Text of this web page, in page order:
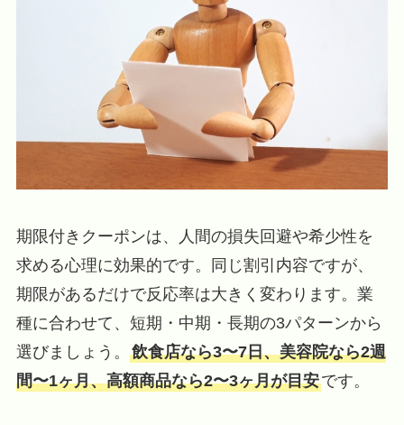
期限付きクーポンは、人間の損失回避や希少性を
求める心理に効果的です。同じ割引内容ですが、
期限があるだけで反応率は大きく変わります。業
種に合わせて、短期・中期・長期の3パターンから
選びましょう。 飲食店なら3〜7日、美容院なら2週
間〜1ヶ月、高額商品なら2〜3ヶ月が目安です。